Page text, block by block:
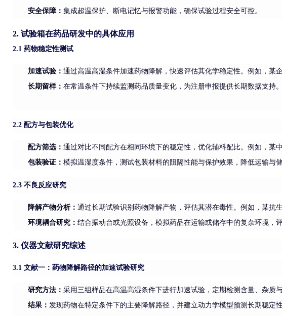
安全保障： 集成超温保护、断电记忆与报警功能，确保试验过程安全可控。
2. 试验箱在药品研发中的具体应用
2.1 药物稳定性测试
加速试验 ： 通过高温高湿条件加速药物降解，快速评估其化学稳定性。例如，某
长期留样： 在常温条件下持续监测药品质量变化，为注册申报提供长期数据支持。
2.2 配方与包装优化
配方筛选： 通过对比不同配方在相同环境下的稳定性，优化辅料配比。例如，某
包装验证： 模拟温湿度条件，测试包装材料的阻隔性能与保护效果，降低运输与储
2.3 不良反应研究
降解产物分析： 通过长期试验识别药物降解产物，评估其潜在毒性。例如，某抗
环境耦合研究： 结合振动台或光照设备，模拟药品在运输或储存中的复杂环境，
3. 仪器文献研究综述
3.1 文献一：药物降解路径的加速试验研究
研究方法： 采用三组样品在高温高湿条件下进行加速试验，定期检测含量、杂质与
结果： 发现药物在特定条件下的主要降解路径，并建立动力学模型预测长期稳定性